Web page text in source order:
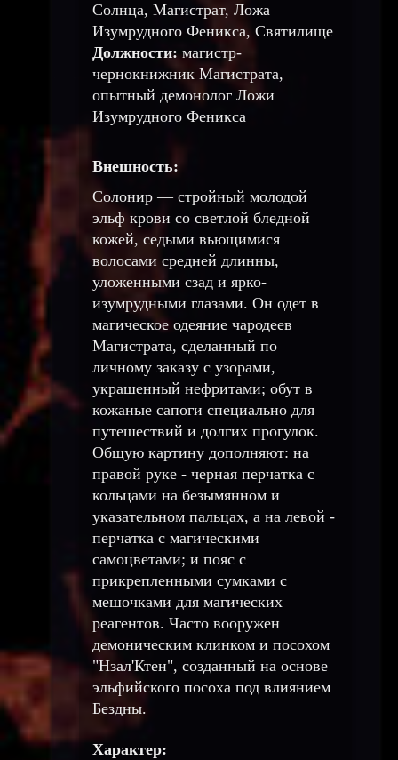
Солнца, Магистрат, Ложа
Изумрудного Феникса, Святилище
Должности:магистр-
чернокнижник Магистрата,
опытный демонолог Ложи
Изумрудного Феникса
Внешность:
Солонир — стройный молодой
эльф крови со светлой бледной
кожей, седыми вьющимися
волосами средней длинны,
уложенными сзад и ярко-
изумрудными глазами. Он одет в
магическое одеяние чародеев
Магистрата, сделанный по
личному заказу с узорами,
украшенный нефритами; обут в
кожаные сапоги специально для
путешествий и долгих прогулок.
Общую картину дополняют: на
правой руке - черная перчатка с
кольцами на безымянном и
указательном пальцах, а на левой -
перчатка с магическими
самоцветами; и пояс с
прикрепленными сумками с
мешочками для магических
реагентов. Часто вооружен
демоническим клинком и посохом
"Нзал'Ктен", созданный на основе
эльфийского посоха под влиянием
Бездны.
Характер: